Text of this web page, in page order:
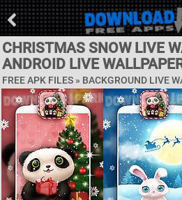
CHRISTMAS SNOW LIVE
ANDROID LIVE
FREE APK FILES » BACKGROUND LIVE